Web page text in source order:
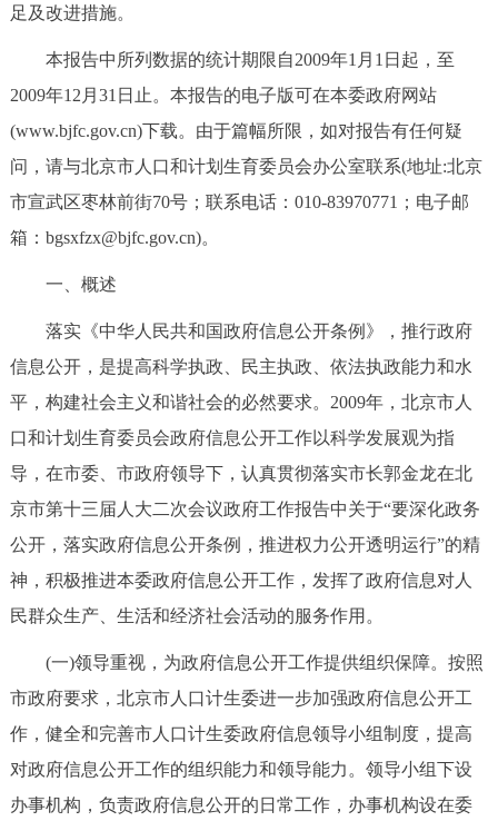
便民服务 利企服务 投资项目
中介服务 阳光政务
政民互动
12345网上接诉即办
参与调查 在线访谈 图说互动
走进北京
北京概况 十六区概览 人文北京
绿色北京 图说北京 视频北京
多语种
FRANÇAIS РУССКИЙ ЯЗЫК
ESPAÑOL العربية PORTUGUÊS
足及改进措施。
本报告中所列数据的统计期限自2009年1月1日起，至
2009年12月31日止。本报告的电子版可在本委政府网站
(www.bjfc.gov.cn)下载。由于篇幅所限，如对报告有任何疑
问，请与北京市人口和计划生育委员会办公室联系(地址:北京
市宣武区枣林前街70号；联系电话：010-83970771；电子邮
箱：bgsxfzx@bjfc.gov.cn)。
一、概述
落实《中华人民共和国政府信息公开条例》，推行政府
信息公开，是提高科学执政、民主执政、依法执政能力和水
平，构建社会主义和谐社会的必然要求。2009年，北京市人
口和计划生育委员会政府信息公开工作以科学发展观为指
导，在市委、市政府领导下，认真贯彻落实市长郭金龙在北
京市第十三届人大二次会议政府工作报告中关于“要深化政务
公开，落实政府信息公开条例，推进权力公开透明运行”的精
神，积极推进本委政府信息公开工作，发挥了政府信息对人
民群众生产、生活和经济社会活动的服务作用。
(一)领导重视，为政府信息公开工作提供组织保障。按照
市政府要求，北京市人口计生委进一步加强政府信息公开工
作，健全和完善市人口计生委政府信息领导小组制度，提高
对政府信息公开工作的组织能力和领导能力。领导小组下设
办事机构，负责政府信息公开的日常工作，办事机构设在委